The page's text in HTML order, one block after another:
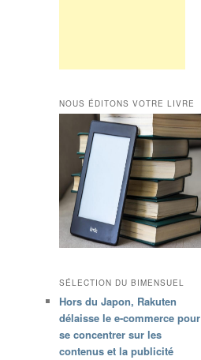
NOUS ÉDITONS VOTRE LIVRE
SÉLECTION DU BIMENSUEL
Hors du Japon, Rakuten
délaisse le e-commerce pour
se concentrer sur les
contenus et la publicité